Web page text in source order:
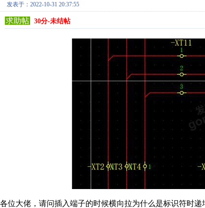
发表于：2022-10-31 20:37:55
求助帖
30分-未结帖
各位大佬，请问插入端子的时候横向拉为什么是标识符时